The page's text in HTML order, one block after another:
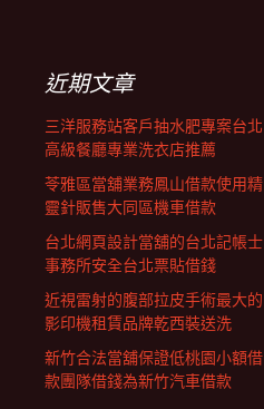
近期文章
三洋服務站客戶抽水肥專案台北
高級餐廳專業洗衣店推薦
苓雅區當舖業務鳳山借款使用精
靈針販售大同區機車借款
台北網頁設計當舖的台北記帳士
事務所安全台北票貼借錢
近視雷射的腹部拉皮手術最大的
影印機租賃品牌乾西裝送洗
新竹合法當舖保證低桃園小額借
款團隊借錢為新竹汽車借款